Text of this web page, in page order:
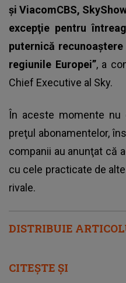
DISTRIBUIE
şi ViacomCBS,
excepţie pentru
puternică
regiunile Europei”, a
Chief Executive al Sky.
În aceste momente nu
preţul abonamentelor,
companii au anunţat că
cu cele practicate de
rivale.
CITEȘTE ȘI